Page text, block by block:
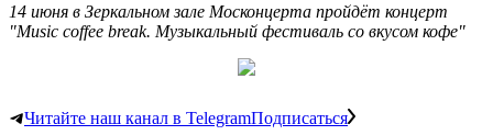
14 июня в Зеркальном зале Москонцерта пройдёт концерт
"Music coffee break. Музыкальный фестиваль со вкусом кофе"
Читайте наш канал в TelegramПодписаться